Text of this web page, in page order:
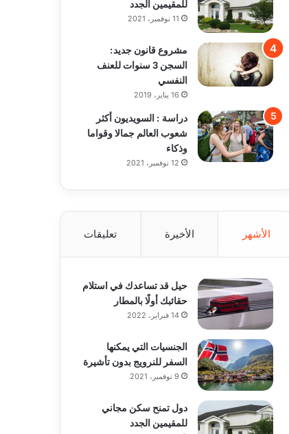
للمقيمين الجدد
11 نوفمبر، 2021
مشروع قانون جديد:
السجن 3 سنوات للعنف
النفسي
16 يناير، 2019
دراسة : السويديون أكثر
شعوب العالم جمالا وقواما
وذكاء
12 نوفمبر، 2021
الأشهر الأخيرة تعليقات
حيل قد تساعدك في استلام
حقائبك أولًا بالمطار
14 فبراير، 2022
الجنسيات التي يمكنها
السفر للنرويج بدون تأشيرة
9 نوفمبر، 2021
دول تمنح سكن مجاني
للمقيمين الجدد